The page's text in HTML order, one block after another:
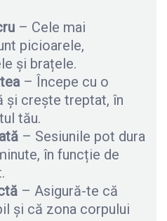
– Cele mai
picioarele,
și brațele.
– Începe cu o
și crește treptat, în
tău.
– Sesiunile pot dura
în funcție de
– Asigură-te că
și că zona corpului